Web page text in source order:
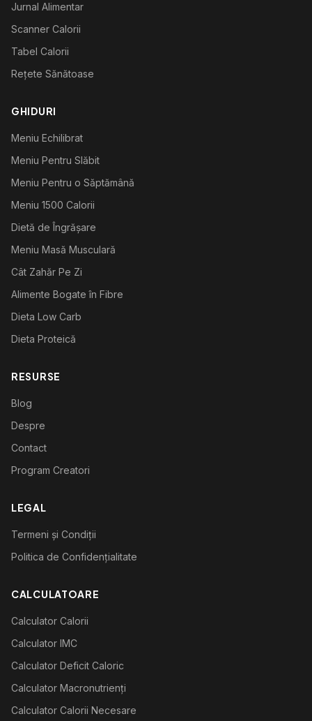
Jurnal Alimentar
Scanner Calorii
Tabel Calorii
Rețete Sănătoase
GHIDURI
Meniu Echilibrat
Meniu Pentru Slăbit
Meniu Pentru o Săptămână
Meniu 1500 Calorii
Dietă de Îngrășare
Meniu Masă Musculară
Cât Zahăr Pe Zi
Alimente Bogate în Fibre
Dieta Low Carb
Dieta Proteică
RESURSE
Blog
Despre
Contact
Program Creatori
LEGAL
Termeni și Condiții
Politica de Confidențialitate
CALCULATOARE
Calculator Calorii
Calculator IMC
Calculator Deficit Caloric
Calculator Macronutrienți
Calculator Calorii Necesare